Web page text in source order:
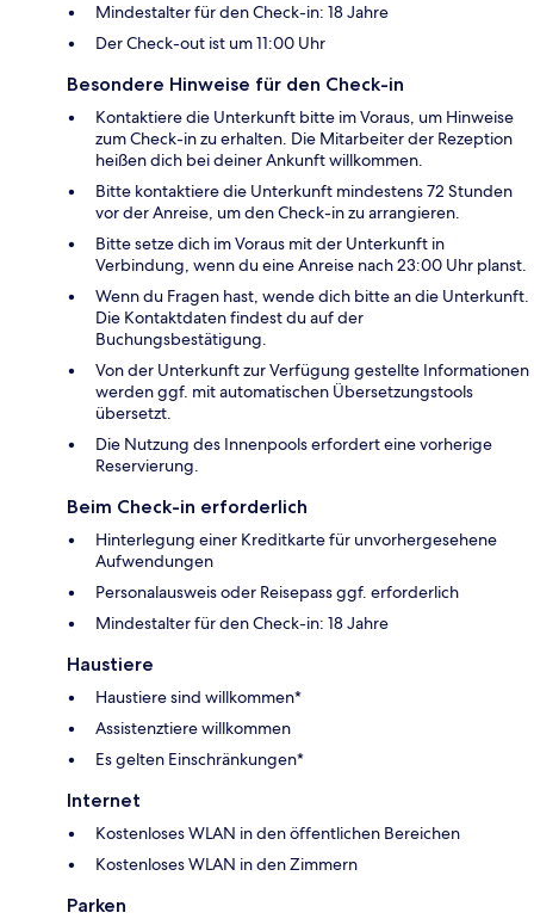
Mindestalter für den Check-in: 18 Jahre
Der Check-out ist um 11:00 Uhr
Besondere Hinweise für den Check-in
Kontaktiere die Unterkunft bitte im Voraus, um Hinweise
zum Check-in zu erhalten. Die Mitarbeiter der Rezeption
heißen dich bei deiner Ankunft willkommen.
Bitte kontaktiere die Unterkunft mindestens 72 Stunden
vor der Anreise, um den Check-in zu arrangieren.
Bitte setze dich im Voraus mit der Unterkunft in
Verbindung, wenn du eine Anreise nach 23:00 Uhr planst.
Wenn du Fragen hast, wende dich bitte an die Unterkunft.
Die Kontaktdaten findest du auf der
Buchungsbestätigung.
Von der Unterkunft zur Verfügung gestellte Informationen
werden ggf. mit automatischen Übersetzungstools
übersetzt.
Die Nutzung des Innenpools erfordert eine vorherige
Reservierung.
Beim Check-in erforderlich
Hinterlegung einer Kreditkarte für unvorhergesehene
Aufwendungen
Personalausweis oder Reisepass ggf. erforderlich
Mindestalter für den Check-in: 18 Jahre
Haustiere
Haustiere sind willkommen*
Assistenztiere willkommen
Es gelten Einschränkungen*
Internet
Kostenloses WLAN in den öffentlichen Bereichen
Kostenloses WLAN in den Zimmern
Parken